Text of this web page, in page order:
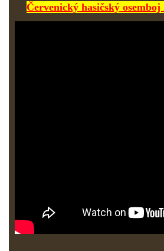
Červenický hasičský